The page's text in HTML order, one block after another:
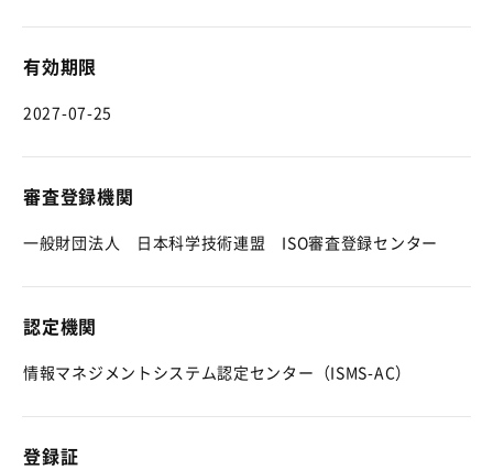
有効期限
2027-07-25
審査登録機関
一般財団法人 日本科学技術連盟 ISO審査登録センター
認定機関
情報マネジメントシステム認定センター（ISMS-AC）
登録証